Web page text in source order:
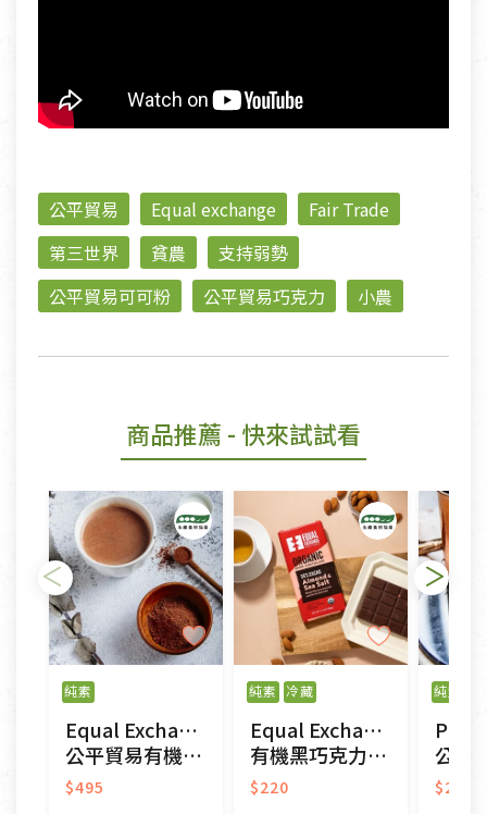
公平貿易 Equal exchange
Fair Trade
第三世界
貧農
支持弱勢
公平貿易可可粉
公平貿易巧克力 小農
商品推薦 - 快來試試看
純素
Equal Exchange
公平貿易有機濃黑巧克力粉
$495
純素 冷藏
Equal Exchange
有機黑巧克力55%-杏仁海鹽
$220
純素
公平貿
$265